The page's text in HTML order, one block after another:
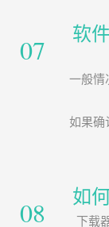
07
软
一般情
如果确
08 如
下载